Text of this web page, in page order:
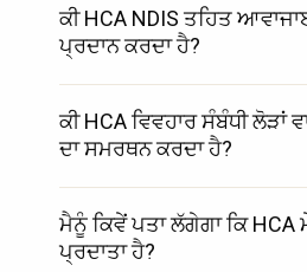
ਕੀ HCA NDIS ਤਹਿਤ
ਪ੍ਰਦਾਨ ਕਰਦਾ ਹੈ?
ਕੀ HCA ਵਿਵਹਾਰ ਸੰਬੰਧੀ ਲੋੜਾਂ
ਦਾ ਸਮਰਥਨ ਕਰਦਾ ਹੈ?
ਮੈਨੂੰ ਕਿਵੇਂ ਪਤਾ ਲੱਗੇਗਾ ਕਿ HCA
ਪ੍ਰਦਾਤਾ ਹੈ?